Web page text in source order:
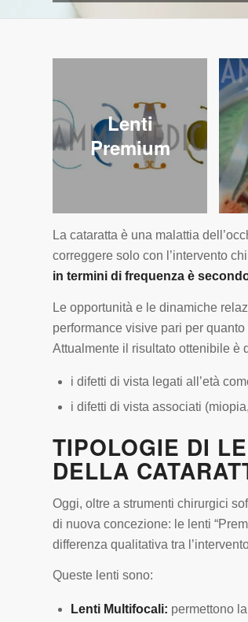
Lenti
Premium
La cataratta è una malattia
correggere solo con l’intervento
in termini di frequenza è
Le opportunità e le dinamiche
performance visive pari per
Attualmente il risultato ottenibile è
i difetti di vista legati all’età
i difetti di vista associati
TIPOLOGIE DI
DELLA
Oggi, oltre a strumenti chirurgici
di nuova concezione: le lenti
differenza qualitativa tra
Queste lenti sono:
Lenti Multifocali: permettono